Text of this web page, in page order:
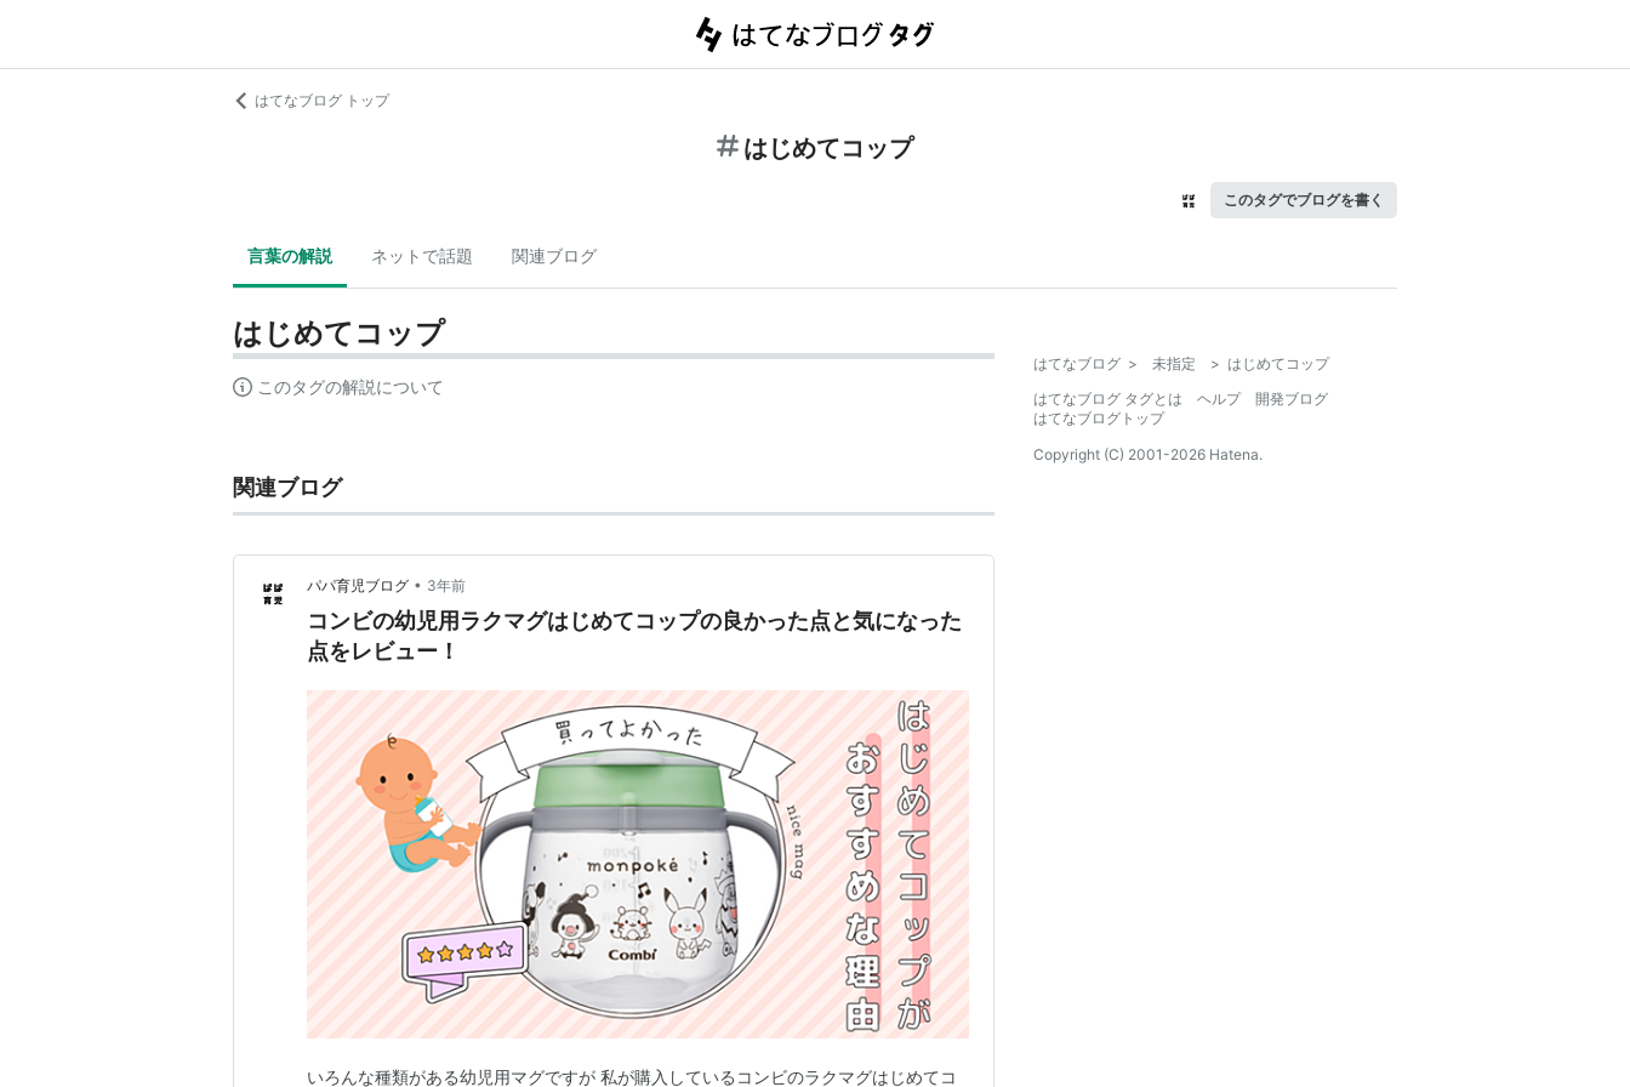
はてなブログ トップ
はじめてコップ
このタグでブログを書く
言葉の解説 ネットで話題 関連ブログ
はじめてコップ
このタグの解説について
関連ブログ
パパ育児ブログ • 3年前
コンビの幼児用ラクマグはじめてコップの良かった点と気になった
点をレビュー！
いろんな種類がある幼児用マグですが 私が購入しているコンビのラクマグはじめてコ
はてなブログ > 未指定 > はじめてコップ
はてなブログ タグとは
ヘルプ
開発ブログ
はてなブログトップ
Copyright (C) 2001-2026 Hatena.